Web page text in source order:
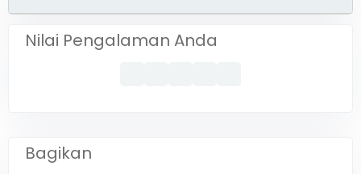
Nilai Pengalaman Anda
Bagikan